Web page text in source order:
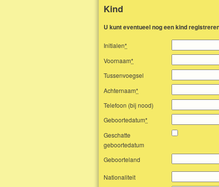
Kind
U kunt eventueel nog een kind
Initialen*
Voornaam*
Tussenvoegsel
Achternaam*
Telefoon (bij nood)
Geboortedatum*
Geschatte
geboortedatum
Geboorteland
Nationaliteit